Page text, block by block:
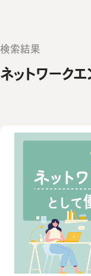
LinuCコース
AWSコース
私たちの想い・
検索結果
ネットワーク